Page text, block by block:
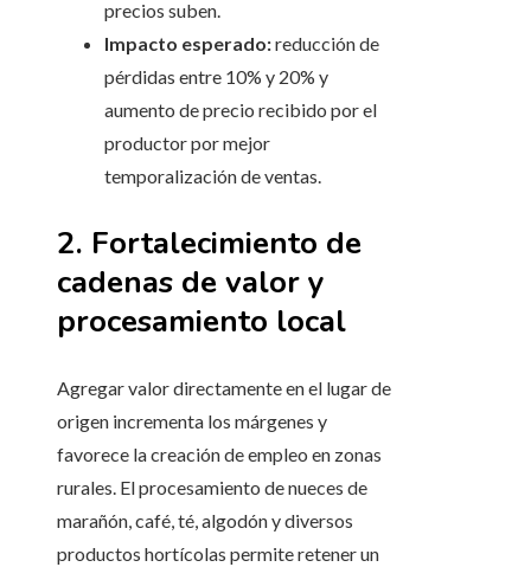
precios suben.
Impacto esperado:reducción de
pérdidas entre 10% y 20% y
aumento de precio recibido por el
productor por mejor
temporalización de ventas.
2. Fortalecimiento de
cadenas de valor y
procesamiento local
Agregar valor directamente en el lugar de
origen incrementa los márgenes y
favorece la creación de empleo en zonas
rurales. El procesamiento de nueces de
marañón, café, té, algodón y diversos
productos hortícolas permite retener un